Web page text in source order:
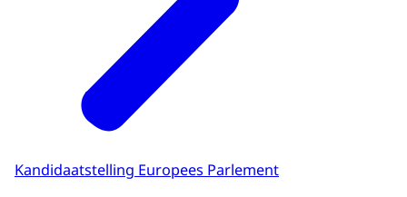
Kandidaatstelling Europees Parlement